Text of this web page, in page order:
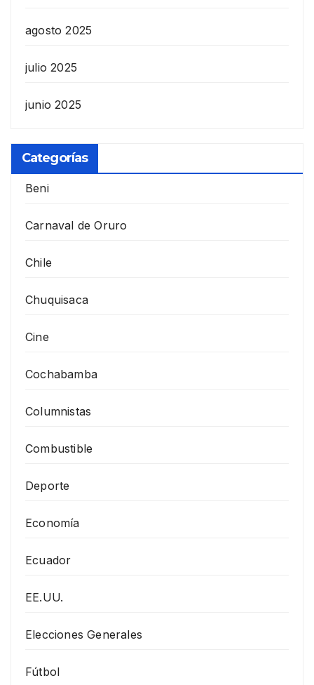
agosto 2025
julio 2025
junio 2025
Categorías
Beni
Carnaval de Oruro
Chile
Chuquisaca
Cine
Cochabamba
Columnistas
Combustible
Deporte
Economía
Ecuador
EE.UU.
Elecciones Generales
Fútbol